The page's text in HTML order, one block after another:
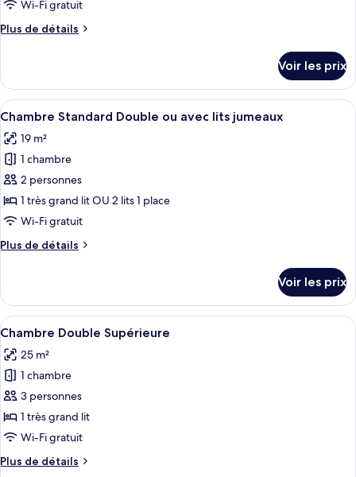
chambre :
Classique
Wi-Fi gratuit
Plus de détails
Plus
le
type
de
Chambre
Simple
Classique
Voir les prix
Afficher
toutes
les
photos
pour
ce
type
chambre :
Double
ou
avec
lits
jumeaux
Une chambre d’hôtel avec deux
5
Chambre Standard Double ou avec lits jumeaux
19 m²
1 chambre
2 personnes
1 très grand lit OU 2 lits 1 place
Wi-Fi gratuit
Plus de détails
Plus
le
type
de
Chambre
Standard
Double
ou
avec
lits
jumeaux
Voir les prix
Afficher
toutes
les
photos
pour
ce
type
chambre :
Une chambre d’hôtel comprenant
4
Chambre Double Supérieure
25 m²
1 chambre
3 personnes
1 très grand lit
Wi-Fi gratuit
Plus de détails
Plus